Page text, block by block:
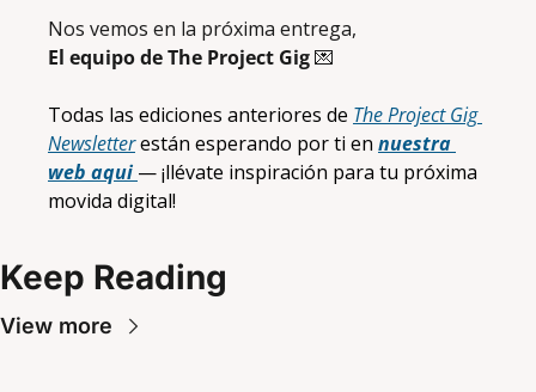
Nos vemos en la próxima entrega,
El equipo de The Project Gig💌
Todas las ediciones anteriores de The Project Gig
Newsletter están esperando por ti en nuestra
web aqui — ¡llévate inspiración para tu próxima
movida digital!
Keep Reading
View more